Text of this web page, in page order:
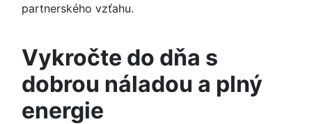
partnerského vzťahu.
Vykročte do dňa s
dobrou náladou a plný
energie